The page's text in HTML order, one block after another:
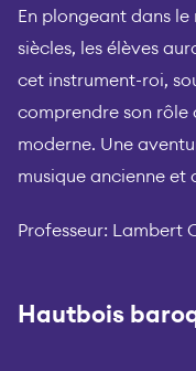
En plongeant dans
siècles, les élèves
cet instrument-roi,
comprendre son rôle
moderne. Une
musique ancienne et
Professeur: Lambert
Hautbois